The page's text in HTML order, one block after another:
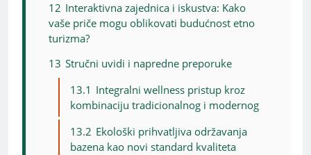
12 Interaktivna zajednica i iskustva: Kako
vaše priče mogu oblikovati budućnost etno
turizma?
13 Stručni uvidi i napredne preporuke
13.1 Integralni wellness pristup kroz
kombinaciju tradicionalnog i modernog
13.2 Ekološki prihvatljiva održavanja
bazena kao novi standard kvaliteta